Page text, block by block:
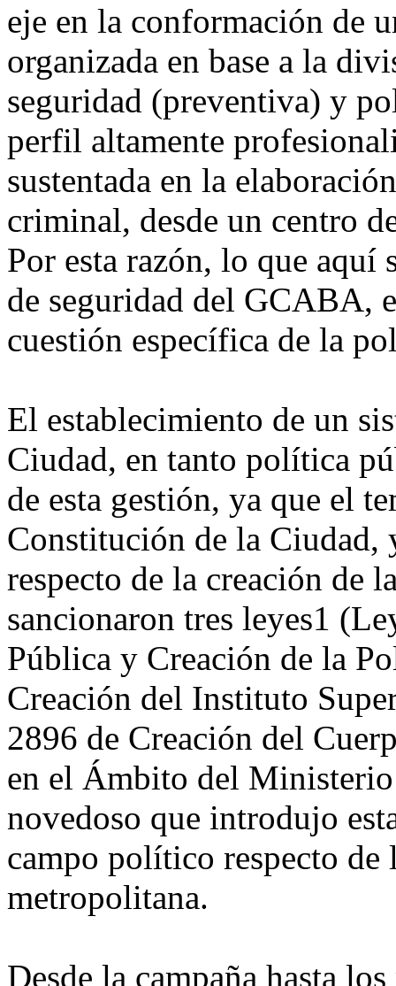
eje en la conformación de
organizada en base a la
seguridad (preventiva) y
perfil altamente
sustentada en la
criminal, desde un centro
Por esta razón, lo que
de seguridad del GCABA,
cuestión específica de la
El establecimiento de un
Ciudad, en tanto política
de esta gestión, ya que el
Constitución de la Ciudad,
respecto de la creación de
sancionaron tres leyes1
Pública y Creación de la
Creación del Instituto
2896 de Creación del
en el Ámbito del
novedoso que introdujo
campo político respecto
metropolitana.
Desde la campaña hasta